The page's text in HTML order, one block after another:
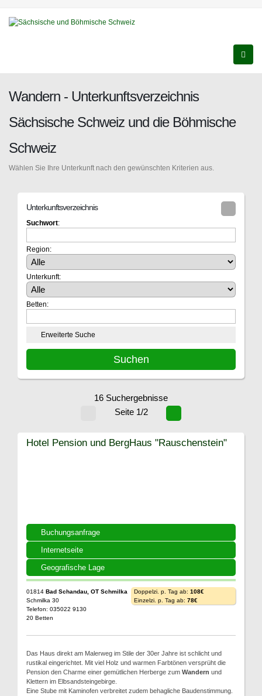
Wandern - Unterkunftsverzeichnis
Sächsische Schweiz und die Böhmische
Schweiz
Wählen Sie Ihre Unterkunft nach den gewünschten Kriterien aus.
Unterkunftsverzeichnis
Suchwort:
Region:
Unterkunft:
Betten:
Erweiterte Suche
16 Suchergebnisse
Seite 1/2
Buchungsanfrage
Internetseite
Geografische Lage
Hotel Pension und BergHaus "Rauschenstein"
01814 Bad Schandau, OT Schmilka
Schmilka 30
Telefon: 035022 9130
20 Betten
Doppelzi. p. Tag ab: 108€
Einzelzi. p. Tag ab: 78€
Das Haus direkt am Malerweg im Stile der 30er Jahre ist schlicht und
rustikal eingerichtet. Mit viel Holz und warmen Farbtönen versprüht die
Pension den Charme einer gemütlichen Herberge zum Wandern und
Klettern im Elbsandsteingebirge.
Eine Stube mit Kaminofen verbreitet zudem behagliche Baudenstimmung.